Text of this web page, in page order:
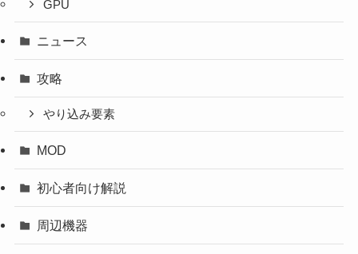
GPU
ニュース
攻略
やり込み要素
MOD
初心者向け解説
周辺機器